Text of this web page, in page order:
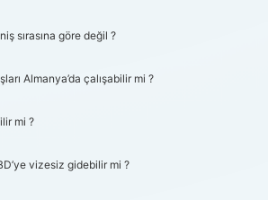
sırasına göre değil ?
Almanya’da çalışabilir mi ?
mi ?
vizesiz gidebilir mi ?